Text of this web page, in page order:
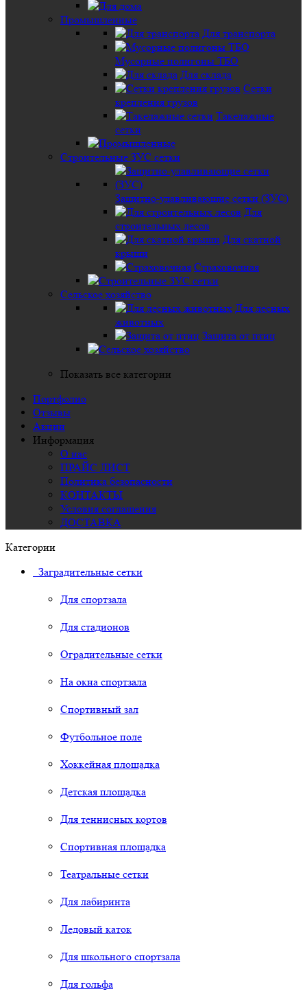
Промышленные
Для транспорта
Мусорные полигоны ТБО
Для склада
Сетки
крепления грузов
Такелажные
сетки
Строительные ЗУС сетки
Защитно-улавливающие сетки (ЗУС)
Для
строительных лесов
Для скатной
крыши
Страховочная
Сельское хозяйство
Для лесных
животных
Защита от птиц
Показать все категории
Портфолио
Отзывы
Акции
Информация
О нас
ПРАЙС ЛИСТ
Политика безопасности
КОНТАКТЫ
Условия соглашения
ДОСТАВКА
Категории
Заградительные сетки
Для спортзала
Для стадионов
Оградительные сетки
На окна спортзала
Спортивный зал
Футбольное поле
Хоккейная площадка
Детская площадка
Для теннисных кортов
Спортивная площадка
Театральные сетки
Для лабиринта
Ледовый каток
Для школьного спортзала
Для гольфа